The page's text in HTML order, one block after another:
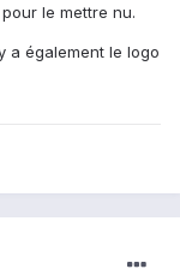
le mettre nu.
a également le logo